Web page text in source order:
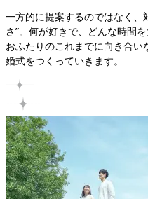
一方的に提案するのではなく、
さ”。何が好きで、どんな時間
おふたりのこれまでに向き合
婚式をつくっていきます。